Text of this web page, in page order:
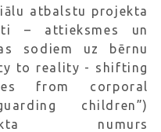
atbalstu projekta
– attieksmes un
sodiem uz bērnu
to reality - shifting
from corporal
children”)
numurs